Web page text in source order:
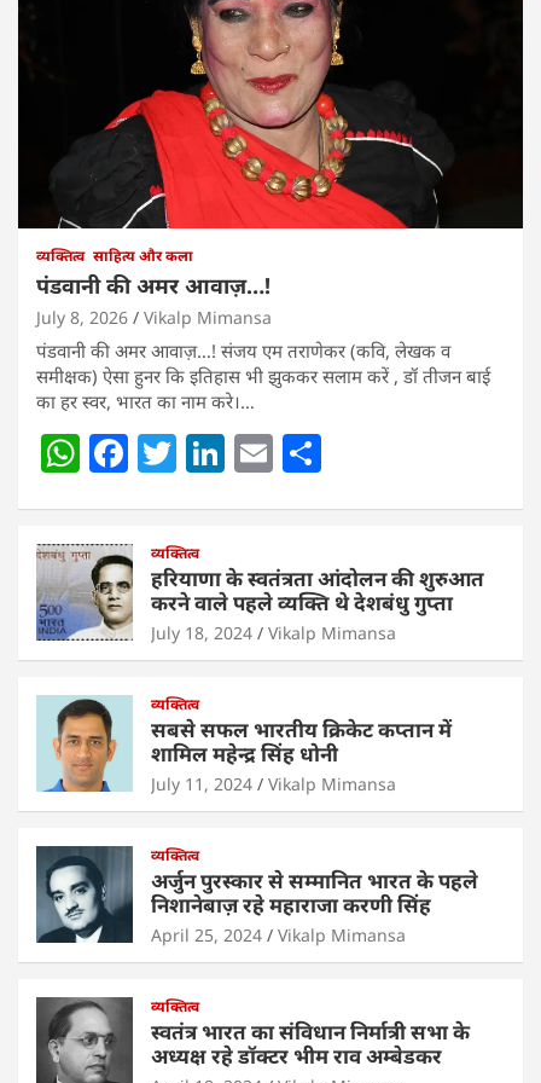
व्यक्तित्व साहित्य और कला
पंडवानी की अमर आवाज़…!
July 8, 2026 Vikalp Mimansa
पंडवानी की अमर आवाज़…! संजय एम तराणेकर (कवि, लेखक व
समीक्षक) ऐसा हुनर कि इतिहास भी झुककर सलाम करें , डॉ तीजन बाई
का हर स्वर, भारत का नाम करे।…
W
at
s
A
p
p
F
c
e
b
o
o
T
er
Li
e
dI
n
E
l e
व्यक्तित्व
हरियाणा के स्वतंत्रता आंदोलन की शुरुआत
करने वाले पहले व्यक्ति थे देशबंधु गुप्ता
July 18, 2024 Vikalp Mimansa
व्यक्तित्व
सबसे सफल भारतीय क्रिकेट कप्तान में
शामिल महेन्द्र सिंह धोनी
July 11, 2024 Vikalp Mimansa
व्यक्तित्व
अर्जुन पुरस्कार से सम्मानित भारत के पहले
निशानेबाज़ रहे महाराजा करणी सिंह
April 25, 2024 Vikalp Mimansa
व्यक्तित्व
स्वतंत्र भारत का संविधान निर्मात्री सभा के
अध्यक्ष रहे डॉक्टर भीम राव अम्बेडकर